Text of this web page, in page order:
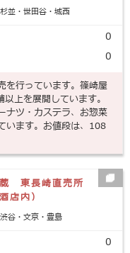
並・世田谷・城西
0
0
を行っています。篠崎屋
上を展開しています。
ナツ・カステラ、お惣菜
います。お値段は、108
東長崎直売所
店内）
谷・文京・豊島
0